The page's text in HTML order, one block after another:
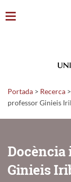
Portada > Recerca >
professor Ginieis
Docència
Ginieis